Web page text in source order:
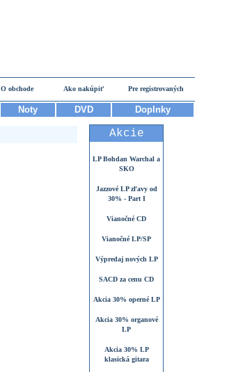
O obchode Ako nakúpiť Pre registrovaných
Noty DVD Doplnky
Akcie
LP Bohdan Warchal a
SKO
Jazzové LP zľavy od
30% - Part I
Vianočné CD
Vianočné LP/SP
Výpredaj nových LP
SACD za cenu CD
Akcia 30% operné LP
Akcia 30% organové
LP
Akcia 30% LP
klasická gitara